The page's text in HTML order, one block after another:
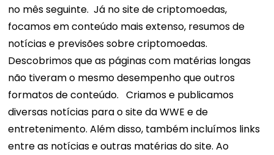
no mês seguinte. Já no site de criptomoedas,
focamos em conteúdo mais extenso, resumos de
notícias e previsões sobre criptomoedas.
Descobrimos que as páginas com matérias longas
não tiveram o mesmo desempenho que outros
formatos de conteúdo. Criamos e publicamos
diversas notícias para o site da WWE e de
entretenimento. Além disso, também incluímos links
entre as notícias e outras matérias do site. Ao